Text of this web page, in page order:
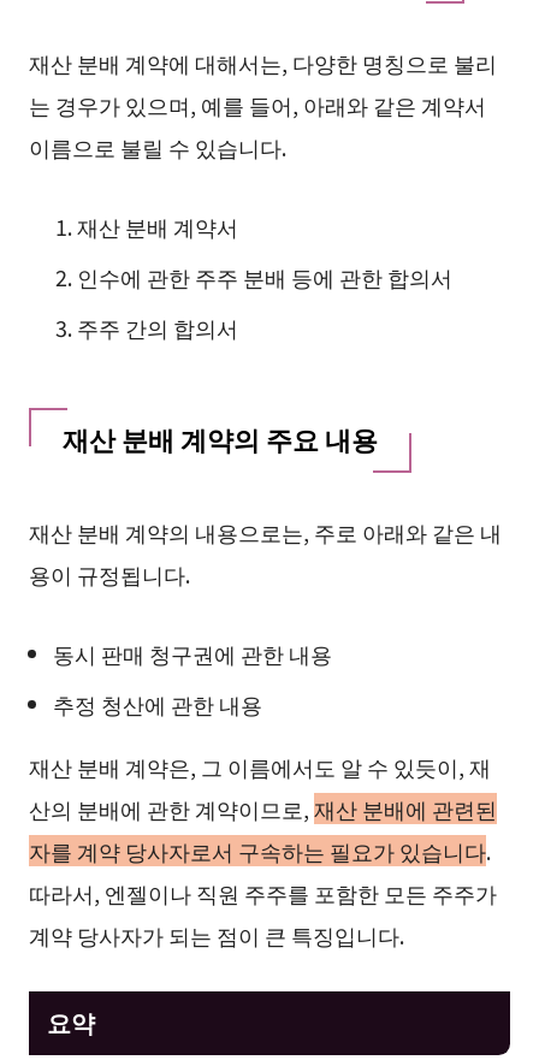
재산 분배 계약에 대해서는, 다양한 명칭으로 불리
는 경우가 있으며, 예를 들어, 아래와 같은 계약서
이름으로 불릴 수 있습니다.
재산 분배 계약서
인수에 관한 주주 분배 등에 관한 합의서
주주 간의 합의서
재산 분배 계약의 주요 내용
재산 분배 계약의 내용으로는, 주로 아래와 같은 내
용이 규정됩니다.
동시 판매 청구권에 관한 내용
추정 청산에 관한 내용
재산 분배 계약은, 그 이름에서도 알 수 있듯이, 재
산의 분배에 관한 계약이므로,재산 분배에 관련된
자를 계약 당사자로서 구속하는 필요가 있습니다.
따라서, 엔젤이나 직원 주주를 포함한 모든 주주가
계약 당사자가 되는 점이 큰 특징입니다.
요약